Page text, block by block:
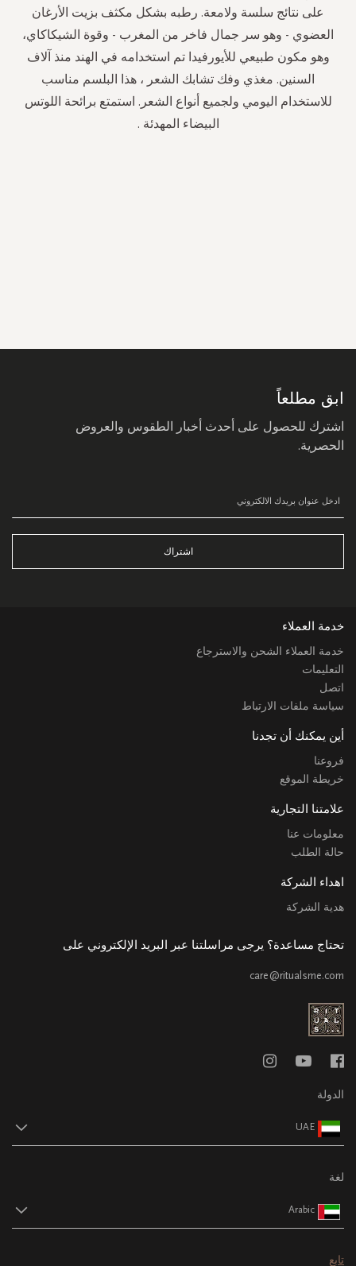
على نتائج سلسة ولامعة. رطبه بشكل مكثف بزيت الأرغان
العضوي - وهو سر جمال فاخر من المغرب - وقوة الشيكاكاي،
وهو مكون طبيعي للأيورفيدا تم استخدامه في الهند منذ آلاف
السنين. مغذي وفك تشابك الشعر ، هذا البلسم مناسب
للاستخدام اليومي ولجميع أنواع الشعر. استمتع برائحة اللوتس
البيضاء المهدئة .
ابق مطلعاً
اشترك للحصول على أحدث أخبار الطقوس والعروض
الحصرية.
اشتراك
خدمة العملاء
خدمة العملاء الشحن والاسترجاع
التعليمات
اتصل
سياسة ملفات الارتباط
أين يمكنك أن تجدنا
فروعنا
خريطة الموقع
علامتنا التجارية
معلومات عنا
حالة الطلب
اهداء الشركة
هدية الشركة
تحتاج مساعدة؟ يرجى مراسلتنا عبر البريد الإلكتروني على
care@ritualsme.com
الدولة
UAE
لغة
Arabic
تابع